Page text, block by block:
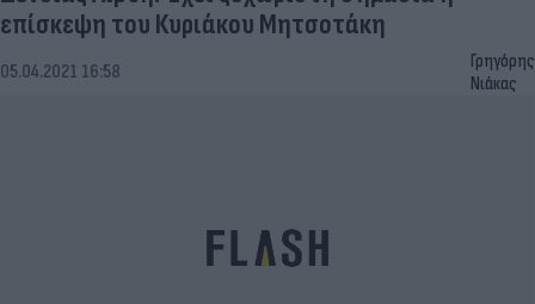
επίσκεψη του Κυριάκου Μητσοτάκη
05.04.2021 16:58
Γρηγόρης
Νιάκας